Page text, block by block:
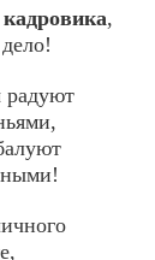
,
радуют